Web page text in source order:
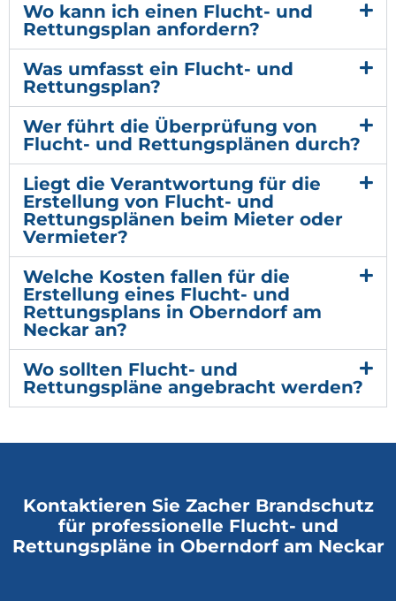
Wo kann ich einen Flucht- und
Rettungsplan anfordern?
Was umfasst ein Flucht- und
Rettungsplan?
Wer führt die Überprüfung von
Flucht- und Rettungsplänen durch?
Liegt die Verantwortung für die
Erstellung von Flucht- und
Rettungsplänen beim Mieter oder
Vermieter?
Welche Kosten fallen für die
Erstellung eines Flucht- und
Rettungsplans in Oberndorf am
Neckar an?
Wo sollten Flucht- und
Rettungspläne angebracht werden?
Kontaktieren Sie Zacher Brandschutz
für professionelle Flucht- und
Rettungspläne in Oberndorf am Neckar